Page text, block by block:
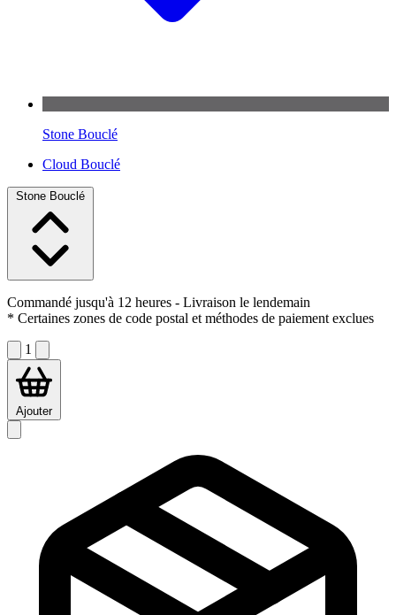
Stone Bouclé
Cloud Bouclé
Stone Bouclé
Commandé jusqu'à 12 heures - Livraison le lendemain
* Certaines zones de code postal et méthodes de paiement exclues
1
Ajouter